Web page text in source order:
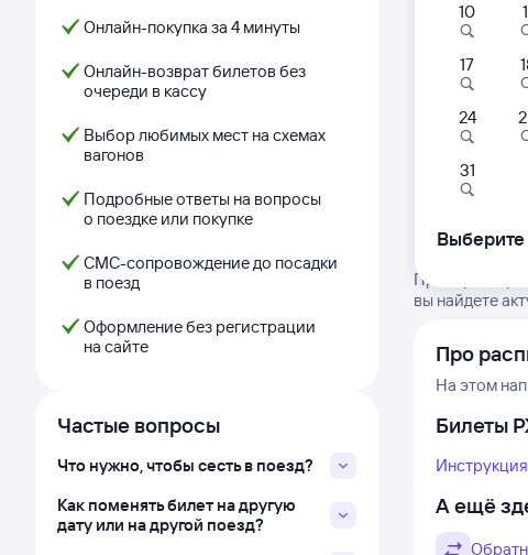
Онлайн-покупка за 4 минуты
Онлайн-возврат билетов без
очереди в кассу
Выбор любимых мест на схемах
вагонов
Подробные ответы на вопросы
о поездке или покупке
СМС-сопровождение до посадки
в поезд
Оформление без регистрации
на сайте
Частые вопросы
Что нужно, чтобы сесть в поезд?
Как поменять билет на другую
дату или на другой поезд?
Проверьте
вы найдете
Про
На этом
Билеты
А ещё
10
17
24
31
Выберите